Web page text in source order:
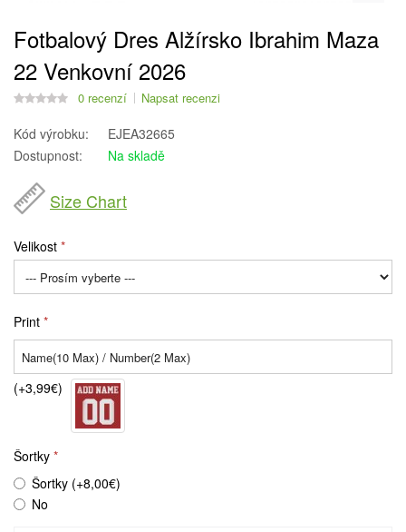
Fotbalový Dres Alžírsko Ibrahim Maza
22 Venkovní 2026
0 recenzí Napsat recenzi
Kód výrobku:
EJEA32665
Dostupnost:
Na skladě
Size Chart
Velikost
Print
(+3,99€)
Šortky
Šortky (+8,00€)
No